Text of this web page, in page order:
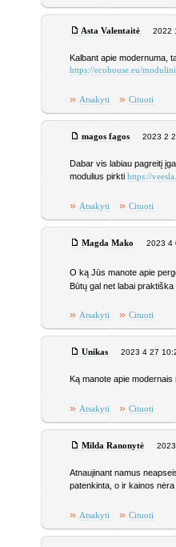
Asta Valentaitė 2022
Kalbant apie modernuma,
https://ecohouse.eu/
» Atsakyti » Cituoti
magos fagos 2023 2
Dabar vis labiau pagreitį
modulius pirktihttps://
» Atsakyti » Cituoti
Magda Mako 2023 4
O ką Jūs manote apie
Būtų gal net labai
» Atsakyti » Cituoti
Unikas 2023 4 27
Ką manote apie
» Atsakyti » Cituoti
Milda Ranonytė
Atnaujinant namus
patenkinta, o ir kainos
» Atsakyti » Cituoti